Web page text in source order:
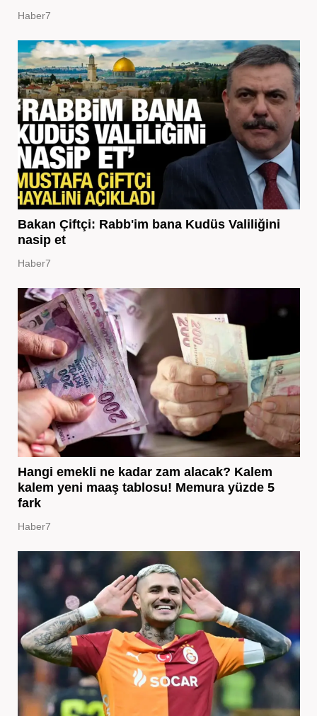
Haber7
Bakan Çiftçi: Rabb'im bana Kudüs Valiliğini
nasip et
Haber7
Hangi emekli ne kadar zam alacak? Kalem
kalem yeni maaş tablosu! Memura yüzde 5
fark
Haber7